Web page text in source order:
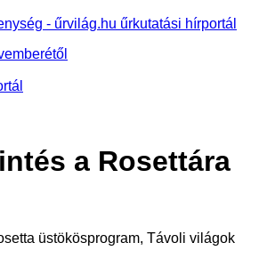
a Rosettára
üstökösprogram, Távoli világok